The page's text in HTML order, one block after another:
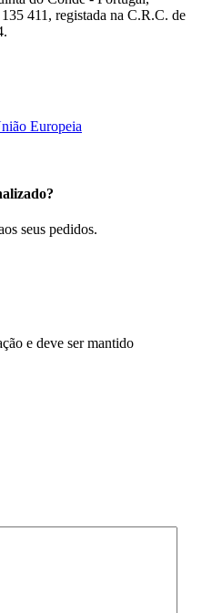
411, registada na C.R.C. de
seus pedidos.
e deve ser mantido